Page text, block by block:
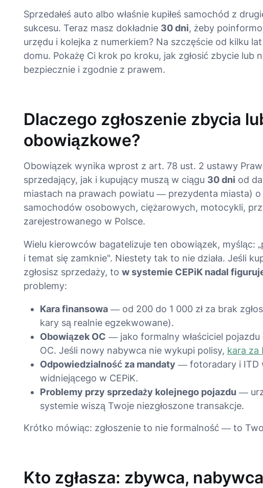
Sprzedałeś auto albo właśnie kupiłeś samochód z
sukcesu. Teraz masz dokładnie 30 dni, żeby
urzędu i kolejka z numerkiem? Na szczęście od kilku
domu. Pokażę Ci krok po kroku, jak zgłosić zbycie
bezpiecznie i zgodnie z prawem.
Dlaczego zgłoszenie zbycia
obowiązkowe?
Obowiązek wynika wprost z art. 78 ust. 2 ustawy
sprzedający, jak i kupujący muszą w ciągu 30 dni od
miastach na prawach powiatu — prezydenta miasta)
samochodów osobowych, ciężarowych, motocykli,
zarejestrowanego w Polsce.
Wielu kierowców bagatelizuje ten obowiązek, myśląc:
i temat się zamknie". Niestety tak to nie działa. Jeśli
zgłosisz sprzedaży, to w systemie CEPiK nadal
problemy:
Kara finansowa— od 200 do 1 000 zł za brak
kary są realnie egzekwowane).
Obowiązek OC — jako formalny właściciel pojazdu
OC. Jeśli nowy nabywca nie wykupi polisy, kara za
Odpowiedzialność za mandaty — fotoradary i ITD
widniejącego w CEPiK.
Problemy przy sprzedaży kolejnego pojazdu —
systemie wiszą Twoje niezgłoszone transakcje.
Krótko mówiąc: zgłoszenie to nie formalność — to
Kto zgłasza: zbywca,